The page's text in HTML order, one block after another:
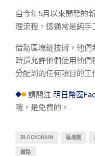
自今年5月以來開發的
理流程，這通常是純手
借助區塊鏈技術，他們
時還允許他們使用他
分配到的任何項目的工
請關注 明日幣圈
哦，是免費的。
BLOCKCHAIN 區塊鏈
鐵路